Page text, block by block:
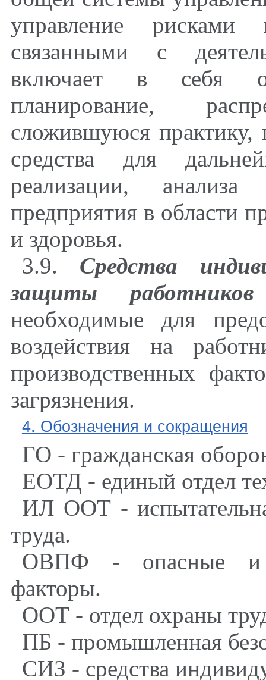
управление
связанными с
включает в себя
планирование,
сложившуюся практику,
средства для
реализации,
предприятия в области
и здоровья.
3.9.
Средства
защиты работников
необходимые для
воздействия на
производственных
загрязнения.
4. Обозначения и сокращения
ГО - гражданская
ЕОТД - единый отдел
ИЛ ООТ -
труда.
ОВПФ - опасные и
факторы.
ООТ - отдел охраны
ПБ - промышленная
СИЗ - средства